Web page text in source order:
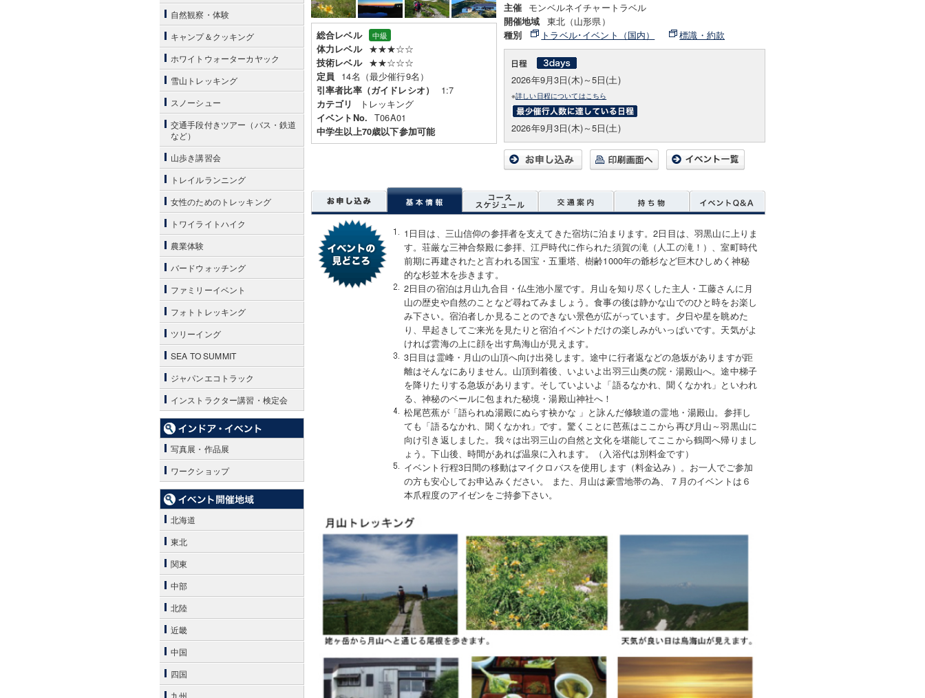
総合レベル 中級
体力レベル ★★★☆☆
技術レベル ★★☆☆☆
定員 14名（最少催行9名）
引率者比率（ガイドレシオ） 1:7
カテゴリ トレッキング
イベントNo. T06A01
中学生以上70歳以下参加可能
主催 モンベルネイチャートラベル
開催地域 東北（山形県）
種別 トラベル･イベント（国内） 標識・約款
2026年9月3日(木)～5日(土)
※詳しい日程についてはこちら
2026年9月3日(木)～5日(土)
1日目は、三山信仰の参拝者を支えてきた宿坊に泊まります。2日目は、羽黒山に上りま
す。荘厳な三神合祭殿に参拝、江戸時代に作られた須賀の滝（人工の滝！）、室町時代
前期に再建されたと言われる国宝・五重塔、樹齢1000年の爺杉など巨木ひしめく神秘
的な杉並木を歩きます。
2日目の宿泊は月山九合目・仏生池小屋です。月山を知り尽くした主人・工藤さんに月
山の歴史や自然のことなど尋ねてみましょう。食事の後は静かな山でのひと時をお楽し
み下さい。宿泊者しか見ることのできない景色が広がっています。夕日や星を眺めた
り、早起きしてご来光を見たりと宿泊イベントだけの楽しみがいっぱいです。天気がよ
ければ雲海の上に顔を出す鳥海山が見えます。
3日目は霊峰・月山の山頂へ向け出発します。途中に行者返などの急坂がありますが距
離はそんなにありません。山頂到着後、いよいよ出羽三山奥の院・湯殿山へ。途中梯子
を降りたりする急坂があります。そしていよいよ「語るなかれ、聞くなかれ」といわれ
る、神秘のベールに包まれた秘境・湯殿山神社へ！
松尾芭蕉が「語られぬ湯殿にぬらす袂かな 」と詠んだ修験道の霊地・湯殿山。参拝し
ても「語るなかれ、聞くなかれ」です。驚くことに芭蕉はここから再び月山～羽黒山に
向け引き返しました。我々は出羽三山の自然と文化を堪能してここから鶴岡へ帰りまし
ょう。下山後、時間があれば温泉に入れます。（入浴代は別料金です）
イベント行程3日間の移動はマイクロバスを使用します（料金込み）。お一人でご参加
の方も安心してお申込みください。 また、月山は豪雪地帯の為、７月のイベントは６
本爪程度のアイゼンをご持参下さい。
自然観察・体験
キャンプ＆クッキング
ホワイトウォーターカヤック
雪山トレッキング
スノーシュー
交通手段付きツアー（バス・鉄道
など）
山歩き講習会
トレイルランニング
女性のためのトレッキング
トワイライトハイク
農業体験
バードウォッチング
ファミリーイベント
フォトトレッキング
ツリーイング
SEA TO SUMMIT
ジャパンエコトラック
インストラクター講習・検定会
写真展・作品展
ワークショップ
北海道
東北
関東
中部
北陸
近畿
中国
四国
九州